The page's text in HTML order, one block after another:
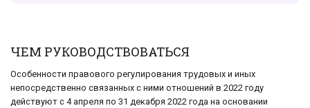
ЧЕМ РУКОВОДСТВОВАТЬСЯ
Особенности правового регулирования трудовых и иных
непосредственно связанных с ними отношений в 2022 году
действуют с 4 апреля по 31 декабря 2022 года на основании